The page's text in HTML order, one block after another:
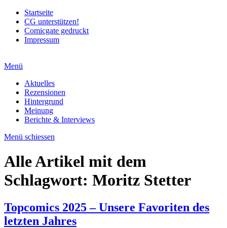
Startseite
CG unterstützen!
Comicgate gedruckt
Impressum
Menü
Aktuelles
Rezensionen
Hintergrund
Meinung
Berichte & Interviews
Menü schiessen
Alle Artikel mit dem
Schlagwort: Moritz Stetter
Topcomics 2025 – Unsere Favoriten des
letzten Jahres